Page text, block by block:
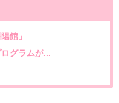
館」
グラムが...